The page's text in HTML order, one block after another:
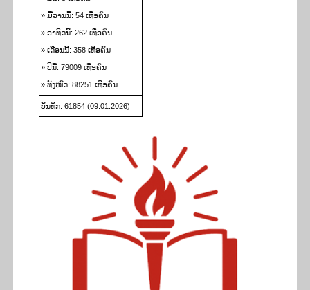
» ມື້​ວານ​ນີ້: 54 ເທື່ອ​ຄົນ
» ອາ​ທິດ​ນີ້: 262 ເທື່ອ​ຄົນ
» ເດືອນ​ນີ້: 358 ເທື່ອ​ຄົນ
» ປີ​ນີ້: 79009 ເທື່ອ​ຄົນ
» ທັງ​ໝົດ: 88251 ເທື່ອ​ຄົນ
ບັນ​ທຶກ: 61854 (09.01.2026)